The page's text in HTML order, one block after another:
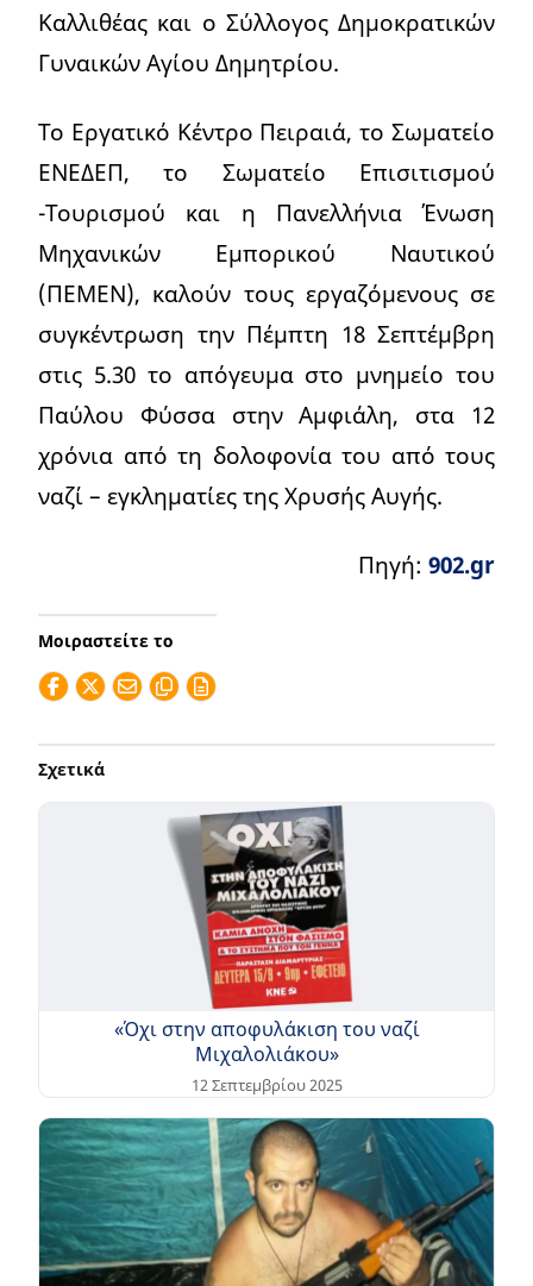
Καλλιθέας και ο Σύλλογος Δημοκρατικών
Γυναικών Αγίου Δημητρίου.
Το Εργατικό Κέντρο Πειραιά, το Σωματείο
ΕΝΕΔΕΠ, το Σωματείο Επισιτισμού
-Τουρισμού και η Πανελλήνια Ένωση
Μηχανικών Εμπορικού Ναυτικού
(ΠΕΜΕΝ), καλούν τους εργαζόμενους σε
συγκέντρωση την Πέμπτη 18 Σεπτέμβρη
στις 5.30 το απόγευμα στο μνημείο του
Παύλου Φύσσα στην Αμφιάλη, στα 12
χρόνια από τη δολοφονία του από τους
ναζί – εγκληματίες της Χρυσής Αυγής.
Πηγή: 902.gr
Μοιραστείτε το
Σχετικά
«Όχι στην αποφυλάκιση του ναζί
Μιχαλολιάκου»
12 Σεπτεμβρίου 2025